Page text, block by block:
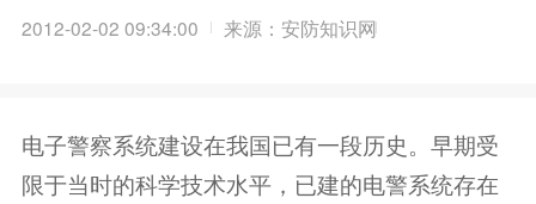
2012-02-02 09:34:00 来源：安防知识网
电子警察系统建设在我国已有一段历史。早期受
限于当时的科学技术水平，已建的电警系统存在